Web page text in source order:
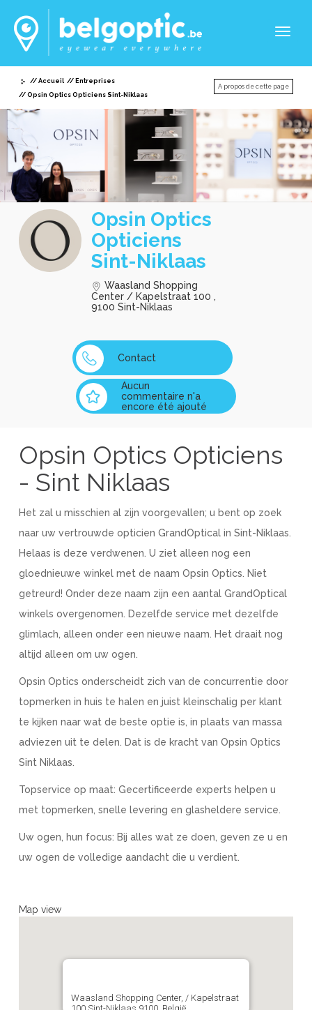
Accueil
Entreprises
Opsin Optics Opticiens Sint-Niklaas
A propos de cette page
Opsin Optics
Opticiens
Sint-Niklaas
Waasland Shopping
Center / Kapelstraat 100 ,
9100 Sint-Niklaas
Contact
Aucun
commentaire n'a
encore été ajouté
Opsin Optics Opticiens
- Sint Niklaas
Het zal u misschien al zijn voorgevallen; u bent op zoek
naar uw vertrouwde opticien GrandOptical in Sint-Niklaas.
Helaas is deze verdwenen. U ziet alleen nog een
gloednieuwe winkel met de naam Opsin Optics. Niet
getreurd! Onder deze naam zijn een aantal GrandOptical
winkels overgenomen. Dezelfde service met dezelfde
glimlach, alleen onder een nieuwe naam. Het draait nog
altijd alleen om uw ogen.
Opsin Optics onderscheidt zich van de concurrentie door
topmerken in huis te halen en juist kleinschalig per klant
te kijken naar wat de beste optie is, in plaats van massa
adviezen uit te delen. Dat is de kracht van Opsin Optics
Sint Niklaas.
Topservice op maat: Gecertificeerde experts helpen u
met topmerken, snelle levering en glasheldere service.
Uw ogen, hun focus: Bij alles wat ze doen, geven ze u en
uw ogen de volledige aandacht die u verdient.
Map view
Waasland Shopping Center, / Kapelstraat